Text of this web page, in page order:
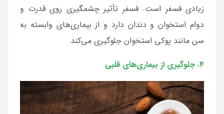
زیادی فسفر است. فسفر تأثیر چشمگیری روی قدرت و
دوام استخوان و دندان دارد و از بیماری‌های وابسته به
سن مانند پوکی استخوان جلوگیری می‌کند.
۴. جلوگیری از بیماری‌های قلبی